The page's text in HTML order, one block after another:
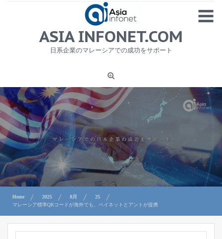
MENU
1
ニュース
労務サービス
プライバシーポリシー及び著作権について
お問合せ
ASIA INFONET.COM
日系企業のマレーシアでの成功をサポート
Home 2025 8月
25
マレーシア標準QRコードが海外でも、ペイネットとアントが提携